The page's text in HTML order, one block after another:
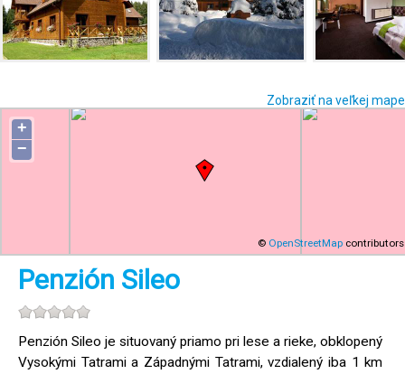
Zobraziť na veľkej mape
+
−
© OpenStreetMap contributors
Penzión Sileo
Penzión Sileo je situovaný priamo pri lese a rieke, obklopený
Vysokými Tatrami a Západnými Tatrami, vzdialený iba 1 km